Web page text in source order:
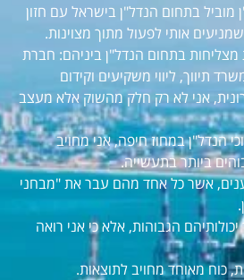
נדל"ן מוביל בתחום הנדל"ן בישראל עם חזון
אותי לפעול מתוך מצוינות.
בתחום הנדל"ן ביניהם: חברת
תיווך, ליווי משקיעים וקידום
אני לא רק חלק מהשוק אלא מעצב
הנדל"ן במחוז חיפה, אני מחויב
ביותר בתעשייה.
אשר כל אחד מהם עבר את "מבחני
הגבוהות, אלא כי אני רואה
כוח מאוחד מחויב לתוצאות.